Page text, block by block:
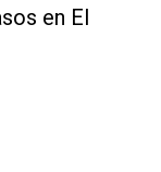
en El